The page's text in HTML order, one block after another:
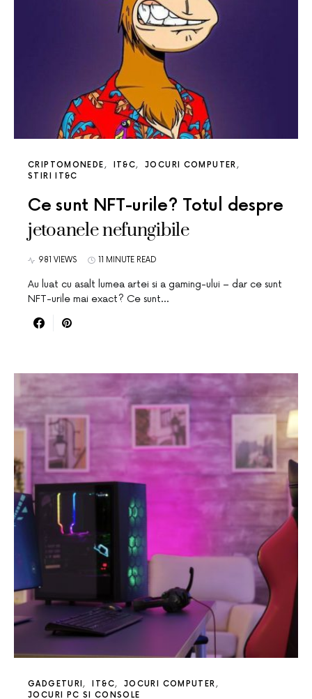
CRIPTOMONEDE IT&C
JOCURI COMPUTER
STIRI IT&C
Ce sunt NFT-urile? Totul despre
jetoanele nefungibile
981 VIEWS 11 MINUTE READ
Au luat cu asalt lumea artei si a gaming-ului – dar ce sunt
NFT-urile mai exact? Ce sunt…
GADGETURI IT&C
JOCURI COMPUTER
JOCURI PC SI CONSOLE